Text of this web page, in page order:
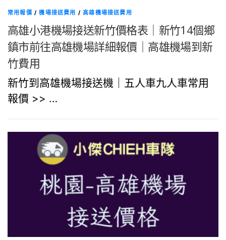
常用報價 /機場接送費用 /高雄機場接送費用
高雄小港機場接送新竹價格表｜新竹14個鄉
鎮市前往高雄機場詳細報價｜高雄機場到新
竹費用
新竹到高雄機場接送機｜五人車九人車常用
報價 >> …